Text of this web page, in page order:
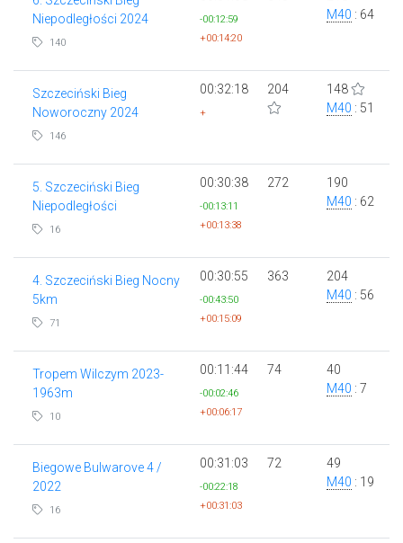
Niepodległości 2024
140
-00:12:59
+00:14:20
M40 : 64
Szczeciński Bieg
Noworoczny 2024
146
00:32:18
+
204
148
M40 : 51
5. Szczeciński Bieg
Niepodległości
16
00:30:38
-00:13:11
+00:13:38
272
190
M40 : 62
4. Szczeciński Bieg Nocny
5km
71
00:30:55
-00:43:50
+00:15:09
363
204
M40 : 56
Tropem Wilczym 2023-
1963m
10
00:11:44
-00:02:46
+00:06:17
74
40
M40 : 7
Biegowe Bulwarove 4 /
2022
16
00:31:03
-00:22:18
+00:31:03
72
49
M40 : 19